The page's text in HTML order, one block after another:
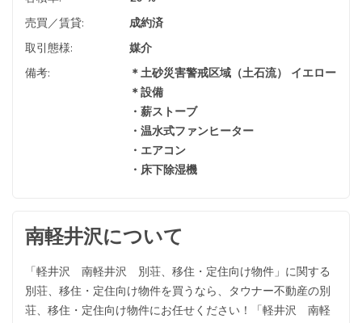
売買／賃貸:
成約済
取引態様:
媒介
備考:
＊土砂災害警戒区域（土石流） イエロー
＊設備
・薪ストーブ
・温水式ファンヒーター
・エアコン
・床下除湿機
南軽井沢について
「軽井沢 南軽井沢 別荘、移住・定住向け物件」に関する
別荘、移住・定住向け物件を買うなら、タウナー不動産の別
荘、移住・定住向け物件にお任せください！「軽井沢 南軽